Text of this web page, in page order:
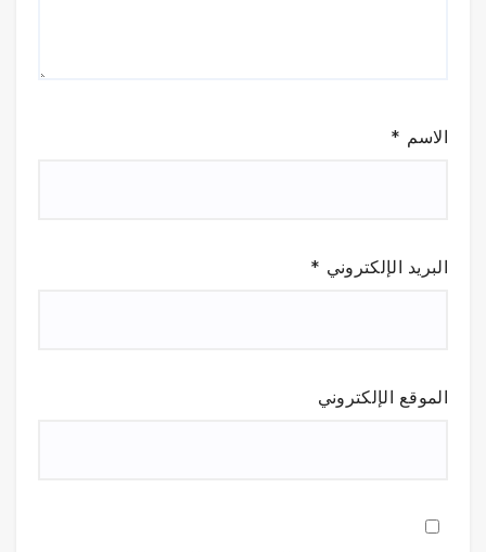
الاسم *
البريد الإلكتروني *
الموقع الإلكتروني